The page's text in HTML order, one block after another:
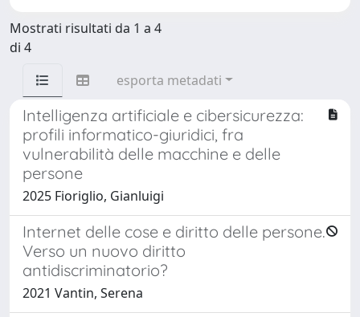
Mostrati risultati da 1 a 4
di 4
esporta metadati
Intelligenza artificiale e cibersicurezza:
profili informatico-giuridici, fra
vulnerabilità delle macchine e delle
persone
2025 Fioriglio, Gianluigi
Internet delle cose e diritto delle persone.
Verso un nuovo diritto
antidiscriminatorio?
2021 Vantin, Serena